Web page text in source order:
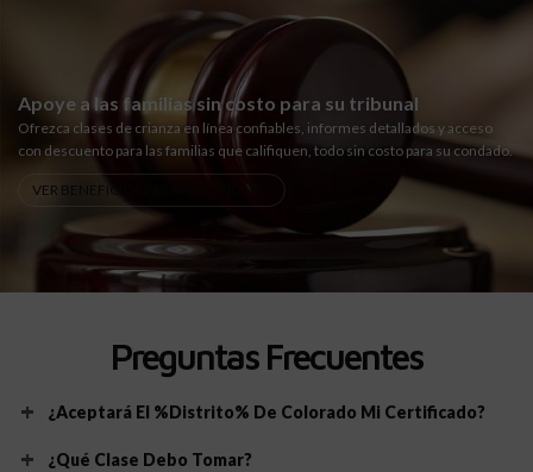
Apoye a las familias sin costo para su tribunal
Ofrezca clases de crianza en línea confiables, informes detallados y acceso
con descuento para las familias que califiquen, todo sin costo para su condado.
VER BENEFICIOS PARA EL CONDADO
Preguntas Frecuentes
¿Aceptará El %distrito% De Colorado Mi Certificado?
¿Qué Clase Debo Tomar?